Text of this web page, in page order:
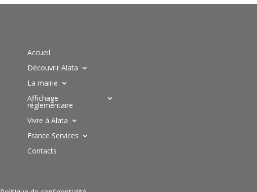
Accueil
Découvrir Alata
La mairie
Affichage
réglementaire
Vivre à Alata
France Services
Contacts